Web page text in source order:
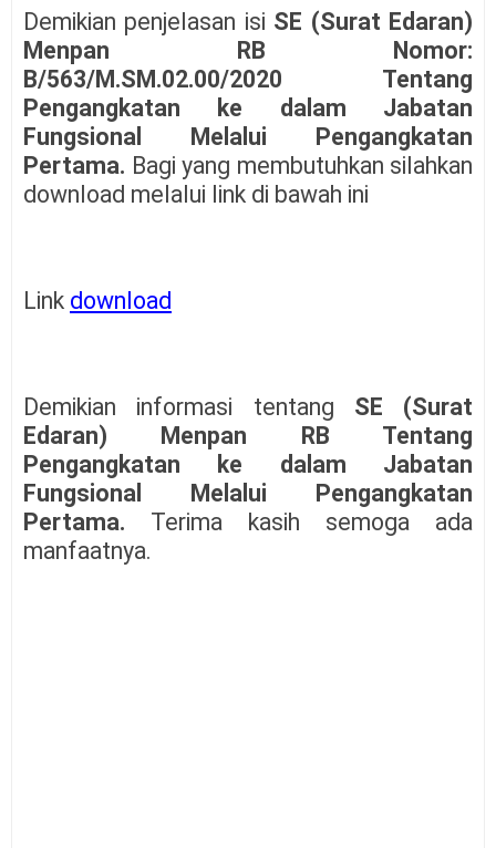
Demikian penjelasan isi SE (Surat Edaran)
Menpan RB Nomor:
B/563/M.SM.02.00/2020 Tentang
Pengangkatan ke dalam Jabatan
Fungsional Melalui Pengangkatan
Pertama. Bagi yang membutuhkan silahkan
download melalui link di bawah ini
Link download
Demikian informasi tentang SE (Surat
Edaran) Menpan RB Tentang
Pengangkatan ke dalam Jabatan
Fungsional Melalui Pengangkatan
Pertama. Terima kasih semoga ada
manfaatnya.